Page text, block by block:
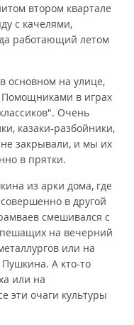
втором квартале
с качелями,
работающий летом
основном на улице,
Помощниками в играх
Очень
казаки-разбойники,
закрывали, и мы их
в прятки.
из арки дома, где
в другой
смешивался с
на вечерний
или на
А кто-то
или на
эти очаги культуры